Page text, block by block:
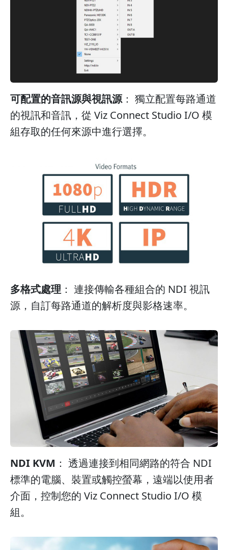
可配置的音訊源與視訊源： 獨立配置每路通道
的視訊和音訊，從 Viz Connect Studio I/O 模
組存取的任何來源中進行選擇。
多格式處理 ： 連接傳輸各種組合的 NDI 視訊
源，自訂每路通道的解析度與影格速率。
NDI KVM ： 透過連接到相同網路的符合 NDI
標準的電腦、裝置或觸控螢幕，遠端以使用者
介面，控制您的 Viz Connect Studio I/O 模
組。